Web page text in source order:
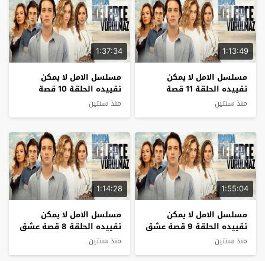
1:13:49
مسلسل الامل لا يمكن
تقييده الحلقة 11 قصة
عشق
منذ سنتين
1:37:34
مسلسل الامل لا يمكن
تقييده الحلقة 10 قصة
عشق
منذ سنتين
1:55:04
مسلسل الامل لا يمكن
تقييده الحلقة 9 قصة عشق
منذ سنتين
1:14:28
مسلسل الامل لا يمكن
تقييده الحلقة 8 قصة عشق
منذ سنتين